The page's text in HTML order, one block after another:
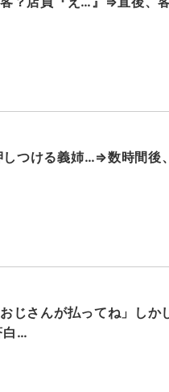
つける義姉…⇒数時間後
じさんが払ってね」しか
白…